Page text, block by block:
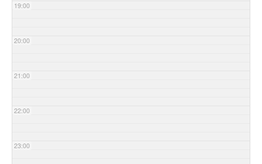
19:00
20:00
21:00
22:00
23:00